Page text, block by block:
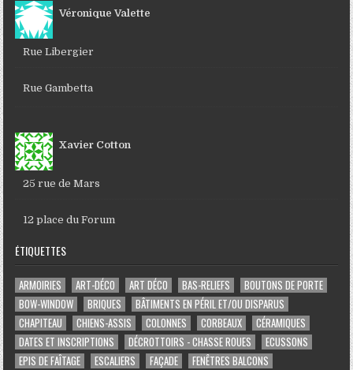
Véronique Valette
Rue Libergier
Rue Gambetta
Xavier Cotton
25 rue de Mars
12 place du Forum
ÉTIQUETTES
ARMOIRIES ART-DÉCO ART DÉCO BAS-RELIEFS
BOUTONS DE PORTE
BOW-WINDOW
BRIQUES
BÂTIMENTS EN PÉRIL ET/OU DISPARUS
CHAPITEAU
CHIENS-ASSIS COLONNES CORBEAUX
CÉRAMIQUES
DATES ET INSCRIPTIONS
DÉCROTTOIRS - CHASSE ROUES
ECUSSONS
EPIS DE FAÎTAGE
ESCALIERS FAÇADE FENÊTRES BALCONS